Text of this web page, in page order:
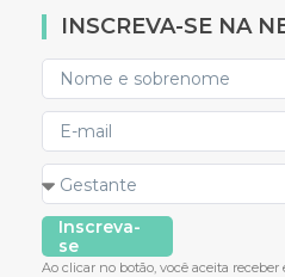
INSCREVA-SE NA
Inscreva-
se
Ao clicar no botão, você aceita